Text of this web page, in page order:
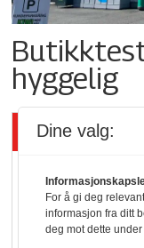
hyggelig
Siste artikler -
Dine valg:
For å gi deg
informasjon fra ditt
deg mot dette